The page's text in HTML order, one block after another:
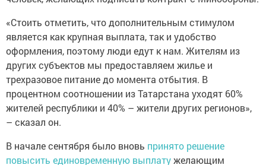
«Стоить отметить, что дополнительным стимулом
является как крупная выплата, так и удобство
оформления, поэтому люди едут к нам. Жителям из
других субъектов мы предоставляем жилье и
трехразовое питание до момента отбытия. В
процентном соотношении из Татарстана уходят 60%
жителей республики и 40% – жители других регионов»,
– сказал он.
В начале сентября было вновь принято решение
повысить единовременную выплатужелающим